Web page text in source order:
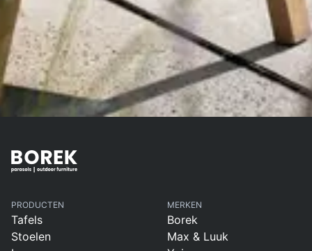
PRODUCTEN
Tafels
Stoelen
MERKEN
Borek
Max & Luuk